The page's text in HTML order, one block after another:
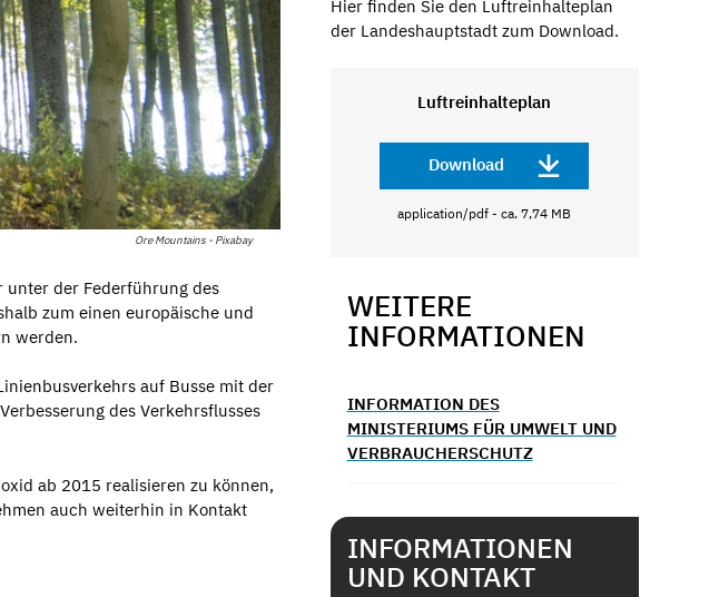
Ore Mountains - Pixabay
unter der Federführung des
zum einen europäische und
werden.
auf Busse mit der
des Verkehrsflusses
ab 2015 realisieren zu können,
auch weiterhin in Kontakt
Hier finden Sie den Luftreinhalteplan
der Landeshauptstadt zum Download.
Luftreinhalteplan
Download
application/pdf - ca. 7,74 MB
WEITERE
INFORMATIONEN
INFORMATION DES
MINISTERIUMS FÜR UMWELT UND
VERBRAUCHERSCHUTZ
INFORMATIONEN
UND KONTAKT